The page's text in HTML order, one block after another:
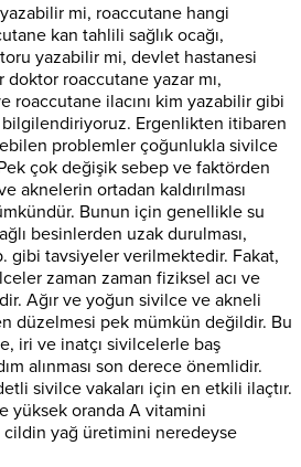
mi, roaccutane hangi
kan tahlili sağlık ocağı,
yazabilir mi, devlet hastanesi
doktor roaccutane yazar mı,
roaccutane ilacını kim yazabilir gibi
bilgilendiriyoruz. Ergenlikten itibaren
problemler çoğunlukla sivilce
çok değişik sebep ve faktörden
aknelerin ortadan kaldırılması
Bunun için genellikle su
besinlerden uzak durulması,
gibi tavsiyeler verilmektedir. Fakat,
zaman zaman fiziksel acı ve
Ağır ve yoğun sivilce ve akneli
düzelmesi pek mümkün değildir. Bu
iri ve inatçı sivilcelerle baş
alınması son derece önemlidir.
sivilce vakaları için en etkili ilaçtır.
yüksek oranda A vitamini
yağ üretimini neredeyse